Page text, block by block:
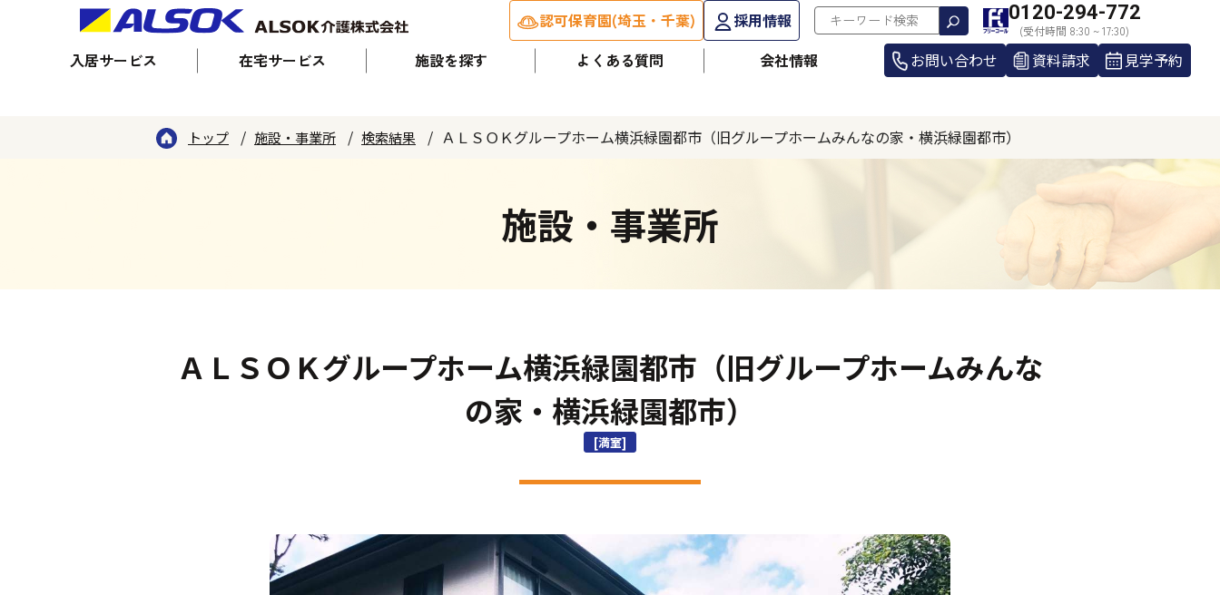
認可保育園(埼玉・千葉) 採用情報 0120-294-772
(受付時間 8:30 ~ 17:30)
入居サービス 在宅サービス 施設を探す よくある質問 会社情報 お問い合わせ 資料請求 見学予約
トップ 施設・事業所 検索結果 ＡＬＳＯＫグループホーム横浜緑園都市（旧グループホームみんなの家・横浜緑園都市）
施設・事業所
ＡＬＳＯＫグループホーム横浜緑園都市（旧グループホームみんな
の家・横浜緑園都市）
[満室]